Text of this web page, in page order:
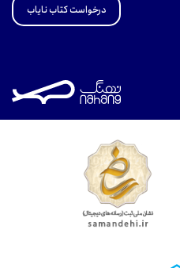
درخواست کتاب نایاب